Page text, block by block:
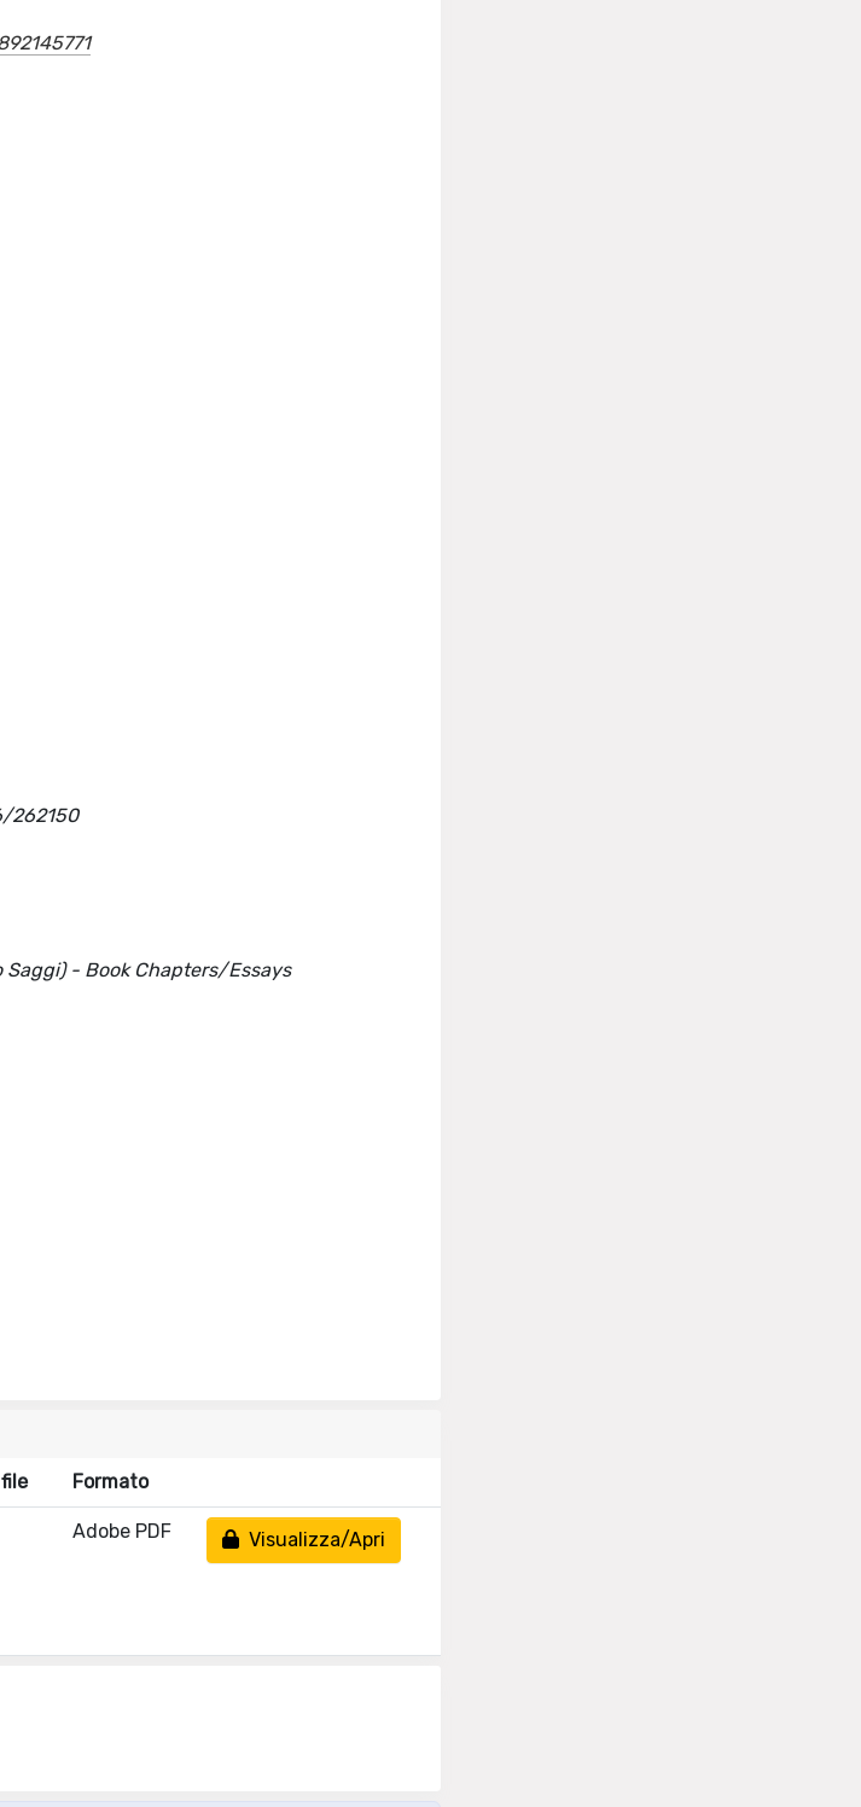
262150
Saggi) - Book Chapters/Essays
Formato
Adobe PDF Visualizza/Apri